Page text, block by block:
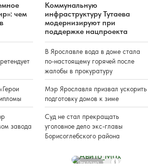
чем
завода
Коммунальную
инфраструктуру Тутаева
модернизируют при
поддержке нацпроекта
В Ярославле вода в доме стала
по-настоящему горячей после
жалобы в прокуратуру
Мэр Ярославля призвал ускорить
подготовку домов к зиме
Суд не стал прекращать
уголовное дело экс-главы
Борисоглебского района
Реклама